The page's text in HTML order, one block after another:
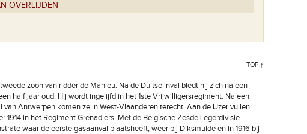
OVERLIJDEN
TOP ↑
zoon van ridder de Mahieu. Na de Duitse inval biedt hij zich na een
half jaar oud. Hij wordt ingelijfd in het 1ste Vrijwilligersregiment. Na een
Antwerpen komen ze in West-Vlaanderen terecht. Aan de IJzer vullen
in het Regiment Grenadiers. Met de Belgische Zesde Legerdivisie
waar de eerste gasaanval plaatsheeft, weer bij Diksmuide en in 1916 bij